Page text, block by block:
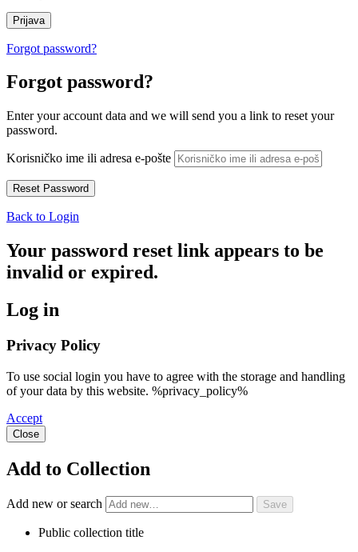
Forgot password?
Forgot password?
Enter your account data and we will send you a link to reset your
password.
Korisničko ime ili adresa e-pošte
Back to Login
Your password reset link appears to be
invalid or expired.
Log in
Privacy Policy
To use social login you have to agree with the storage and handling
of your data by this website. %privacy_policy%
Accept
Close
Add to Collection
Add new or search
Public collection title